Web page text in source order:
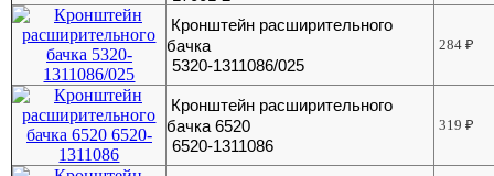
Кронштейн расширительного
бачка
5320-1311086/025
284₽
Кронштейн расширительного
бачка 6520
6520-1311086
319₽